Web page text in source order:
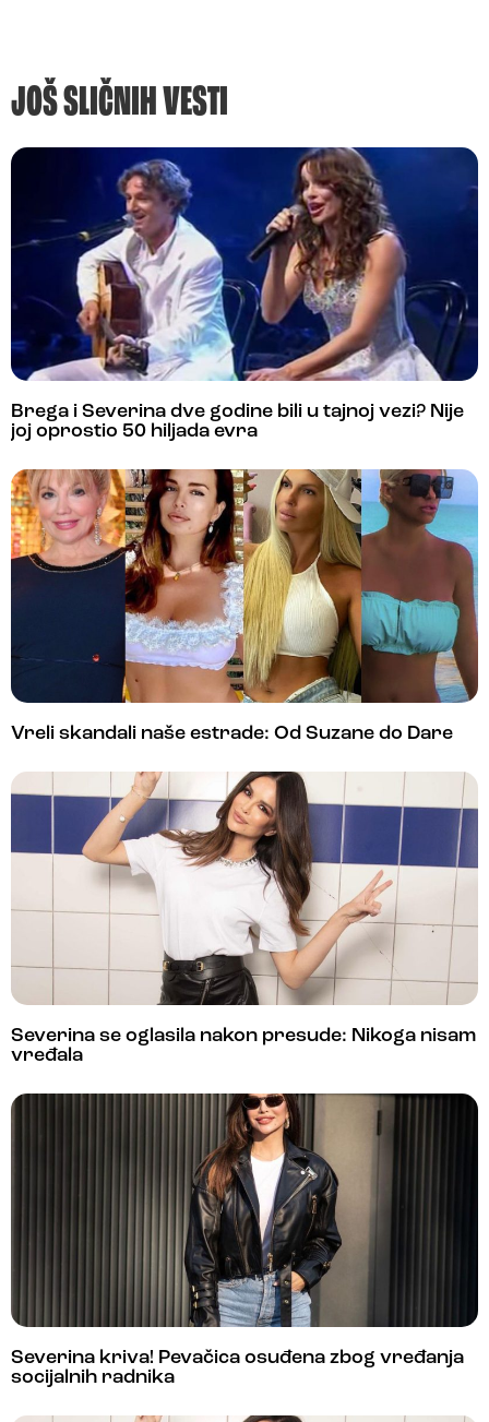
JOŠ SLIČNIH VESTI
Brega i Severina dve godine bili u tajnoj vezi? Nije
joj oprostio 50 hiljada evra
Vreli skandali naše estrade: Od Suzane do Dare
Severina se oglasila nakon presude: Nikoga nisam
vređala
Severina kriva! Pevačica osuđena zbog vređanja
socijalnih radnika